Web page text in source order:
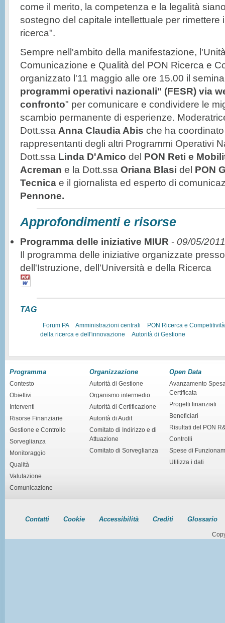
come il merito, la competenza e la legalità
sostegno del capitale intellettuale per rimettere
ricerca".
Sempre nell'ambito della manifestazione,
Comunicazione e Qualità del PON Ricerca e
organizzato l'11 maggio alle ore 15.00 il
programmi operativi nazionali" (FESR) via
confronto" per comunicare e condividere le
scambio permanente di esperienze.
Dott.ssa Anna Claudia Abis che ha
rappresentanti degli altri Programmi Operativi
Dott.ssa Linda D'Amico del PON Reti e
Acreman e la Dott.ssa Oriana Blasi del PON
Tecnica e il giornalista ed esperto di
Pennone.
Approfondimenti e risorse
Programma delle iniziative MIUR - 09/05/2011
Il programma delle iniziative organizzate
dell'Istruzione, dell'Università e della Ricerca
TAG
Forum PA Amministrazioni centrali
PON Ricerca e
della ricerca e dell'innovazione
Autorità di Gestione
Programma
Contesto
Obiettivi
Interventi
Risorse Finanziarie
Gestione e Controllo
Sorveglianza
Monitoraggio
Qualità
Valutazione
Comunicazione
Organizzazione
Autorità di Gestione
Organismo intermedio
Autorità di Certificazione
Autorità di Audit
Comitato di Indirizzo e di
Attuazione
Comitato di Sorveglianza
Open Data
Avanzamento
Certificata
Progetti finanziati
Beneficiari
Risultati del PON
Controlli
Spese di
Utilizza i dati
Contatti Cookie Accessibilità Crediti Glossario